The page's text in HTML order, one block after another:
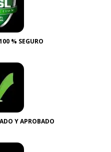
% SEGURO
Y APROBADO